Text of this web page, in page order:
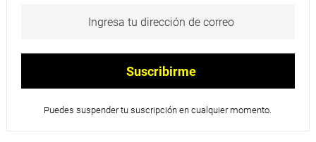
Puedes suspender tu suscripción en cualquier momento.